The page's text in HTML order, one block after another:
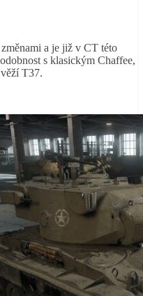
a je již v CT této
s klasickým Chaffee,
T37.